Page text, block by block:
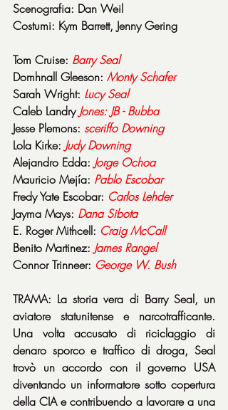
Scenografia: Dan Weil
Costumi: Kym Barrett, Jenny Gering
Tom Cruise: Barry Seal
Domhnall Gleeson: Monty Schafer
Sarah Wright: Lucy Seal
Caleb Landry Jones: JB - Bubba
Jesse Plemons: sceriffo Downing
Lola Kirke: Judy Downing
Alejandro Edda: Jorge Ochoa
Mauricio Mejía: Pablo Escobar
Fredy Yate Escobar: Carlos Lehder
Jayma Mays: Dana Sibota
E. Roger Mithcell: Craig McCall
Benito Martinez: James Rangel
Connor Trinneer: George W. Bush
TRAMA: La storia vera di Barry Seal, un
aviatore statunitense e narcotrafficante.
Una volta accusato di riciclaggio di
denaro sporco e traffico di droga, Seal
trovò un accordo con il governo USA
diventando un informatore sotto copertura
della CIA e contribuendo a lavorare a una